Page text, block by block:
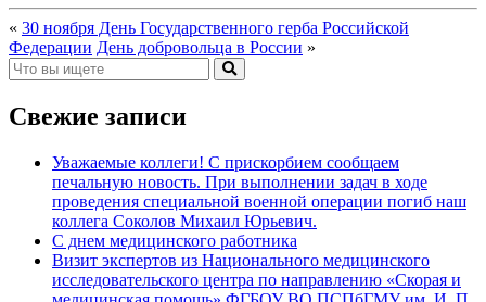
« 30 ноября День Государственного герба Российской
Федерации День добровольца в России »
Свежие записи
Уважаемые коллеги! С прискорбием сообщаем
печальную новость. При выполнении задач в ходе
проведения специальной военной операции погиб наш
коллега Соколов Михаил Юрьевич.
С днем медицинского работника
Визит экспертов из Национального медицинского
исследовательского центра по направлению «Скорая и